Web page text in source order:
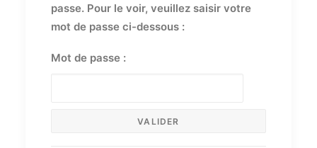
passe. Pour le voir, veuillez saisir votre
mot de passe ci-dessous :
Mot de passe :